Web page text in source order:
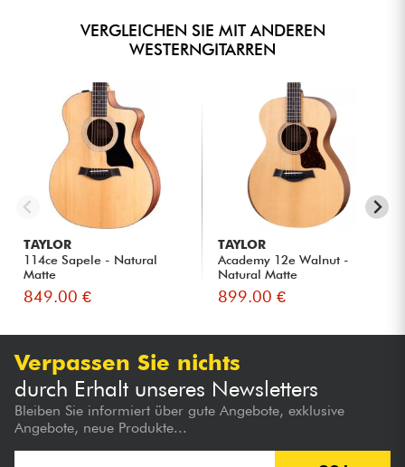
VERGLEICHEN SIE MIT ANDEREN
WESTERNGITARREN
TAYLOR
114ce Sapele - Natural
Matte
849.00 €
TAYLOR
Academy 12e Walnut -
Natural Matte
899.00 €
Verpassen Sie nichts
durch Erhalt unseres Newsletters
Bleiben Sie informiert über gute Angebote, exklusive
Angebote, neue Produkte...